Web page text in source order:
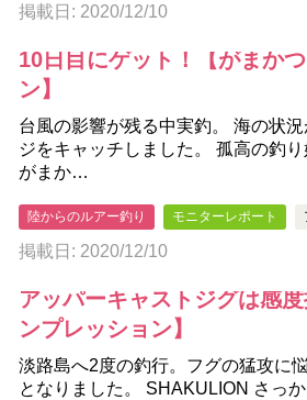
掲載日: 2020/12/10
10日目にゲット！【がまか
ン】
台風の影響が残る中実釣。 海の状
ジをキャッチしました。 孤高の
がまか…
陸からのルアー釣り モニターレポート
掲載日: 2020/12/10
アッパーキャストジグは感
ンプレッション】
淡路島へ2度の釣行。フグの猛攻に
となりました。 SHAKULION さ